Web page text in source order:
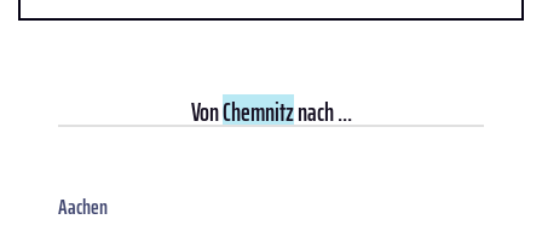
VonChemnitznach ...
Aachen